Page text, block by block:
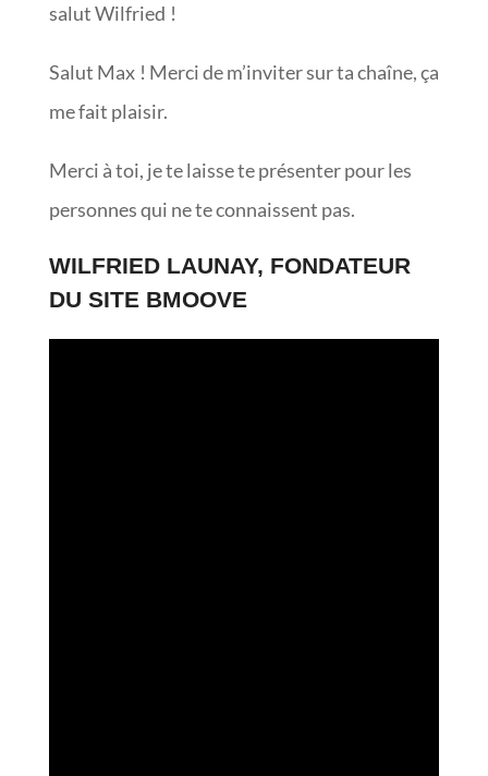
salut Wilfried !
Salut Max ! Merci de m’inviter sur ta chaîne, ça
me fait plaisir.
Merci à toi, je te laisse te présenter pour les
personnes qui ne te connaissent pas.
WILFRIED LAUNAY, FONDATEUR
DU SITE BMOOVE